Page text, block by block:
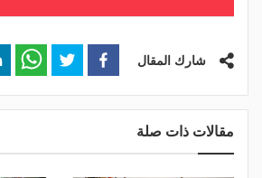
شارك المقال
مقالات ذات صلة